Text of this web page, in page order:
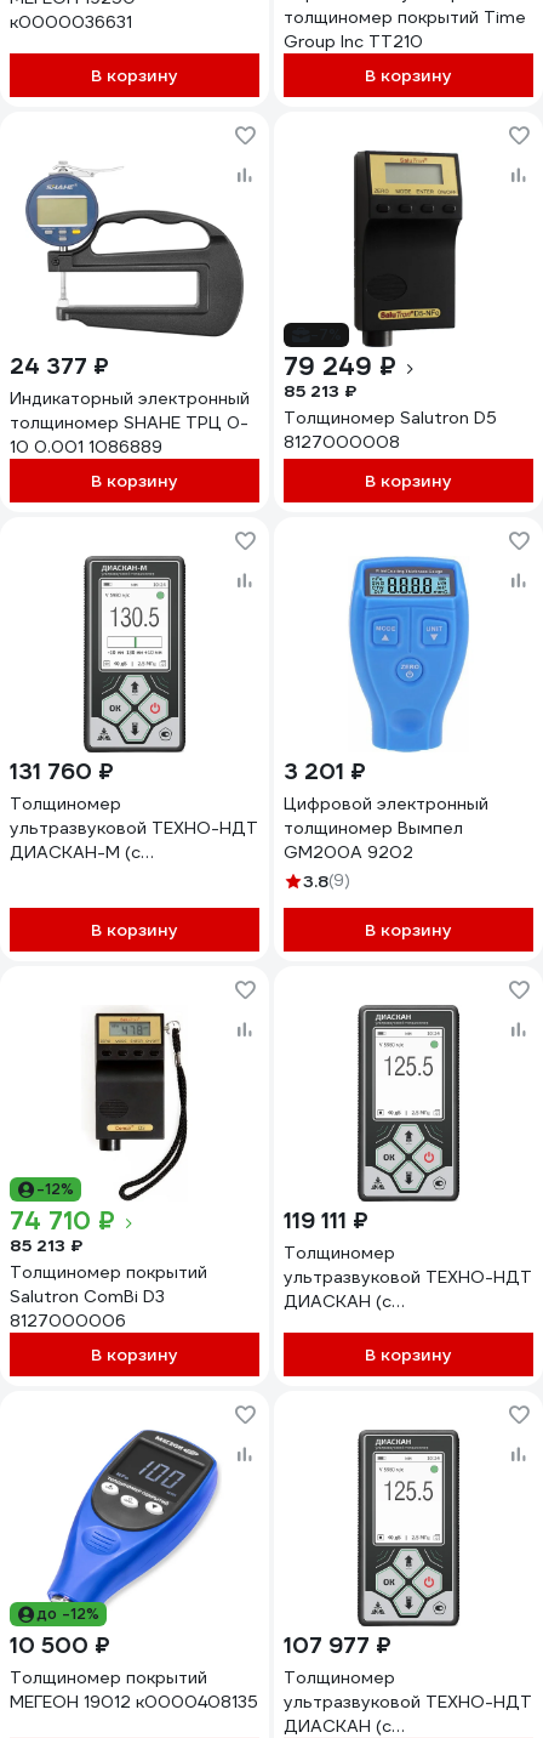
к0000036631
В корзину
толщиномер покрытий Time
Group Inc TT210
В корзину
24 377 ₽
Индикаторный электронный
толщиномер SHAHE ТРЦ 0-
10 0.001 1086889
В корзину
79 249 ₽
85 213 ₽
Толщиномер Salutron D5
8127000008
В корзину
131 760 ₽
Толщиномер
ультразвуковой ТЕХНО-НДТ
ДИАСКАН-М (с
В корзину
3 201 ₽
Цифровой электронный
толщиномер Вымпел
GM200A 9202
3.8(9)
В корзину
-12%
74 710 ₽
85 213 ₽
Толщиномер покрытий
Salutron ComBi D3
8127000006
В корзину
119 111 ₽
Толщиномер
ультразвуковой ТЕХНО-НДТ
ДИАСКАН (с
10 МГц) 999957460
В корзину
до -12%
10 500 ₽
Толщиномер покрытий
МЕГЕОН 19012 к0000408135
107 977 ₽
Толщиномер
ультразвуковой ТЕХНО-НДТ
ДИАСКАН (с